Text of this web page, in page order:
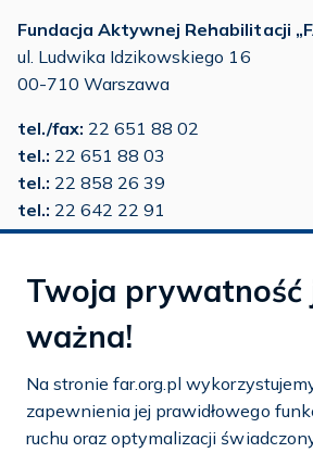
Fundacja Aktywnej Rehabilitacji
ul. Ludwika Idzikowskiego 16
00-710 Warszawa
tel./fax: 22 651 88 02
tel.: 22 651 88 03
tel.: 22 858 26 39
tel.: 22 642 22 91
Mapa strony
Twoja prywatność
ważna!
Na stronie far.org.pl
zapewnienia jej prawidłowego
ruchu oraz optymalizacji